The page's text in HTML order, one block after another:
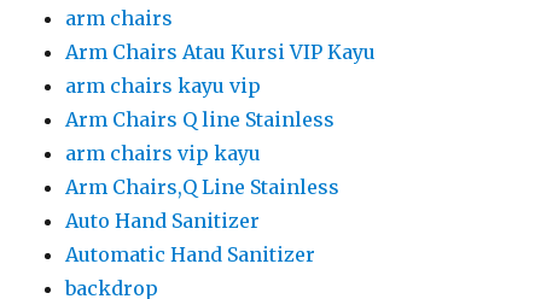
arm chairs
Arm Chairs Atau Kursi VIP Kayu
arm chairs kayu vip
Arm Chairs Q line Stainless
arm chairs vip kayu
Arm Chairs,Q Line Stainless
Auto Hand Sanitizer
Automatic Hand Sanitizer
backdrop